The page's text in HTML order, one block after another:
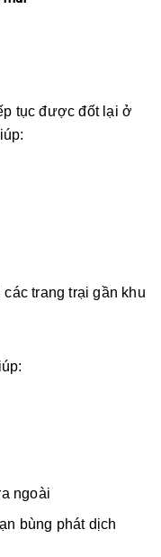
tục được đốt lại ở
trang trại gần khu
ngoài
bùng phát dịch